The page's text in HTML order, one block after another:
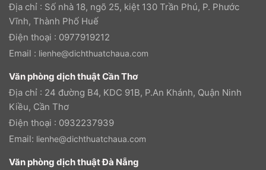
Địa chỉ : Số nhà 18, ngõ 25, kiệt 130 Trần Phú, P. Phước
Vĩnh, Thành Phố Huế
Điện thoại : 0977919212
Email : lienhe@dichthuatchaua.com
Văn phòng dịch thuật Cần Thơ
Địa chỉ : 24 đường B4, KDC 91B, P.An Khánh, Quận Ninh
Kiều, Cần Thơ
Điện thoại : 0932237939
Email: lienhe@dichthuatchaua.com
Văn phòng dịch thuật Đà Nẵng